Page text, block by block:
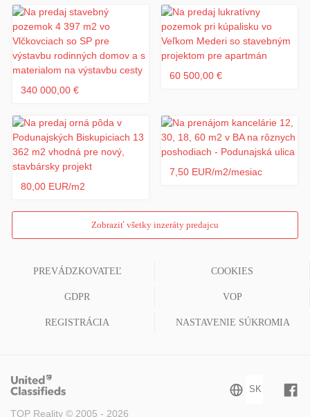
340 000,00 €
60 500,00 €
80,00 EUR/m2
7,50 EUR/m2/mesiac
Zobraziť všetky inzeráty predajcu
PREVÁDZKOVATEĽ COOKIES
GDPR VOP
REGISTRÁCIA NASTAVENIE SÚKROMIA
TOP Reality © 2005 - 2026